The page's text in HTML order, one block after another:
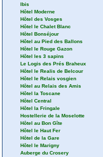
Ibis
Hôtel Moderne
Hôtel des Vosges
Hôtel le Chalet Blanc
Hôtel Bonséjour
Hôtel au Pied des Ballons
Hôtel le Rouge Gazon
Hôtel les 3 sapins
Le Logis des Prés Braheux
Hôtel le Realis de Belcour
Hôtel le Relais vosgien
Hôtel au Relais des Amis
Hôtel la Toscane
Hôtel Central
Hôtel la Fringale
Hostellerie de la Moselotte
Hôtel au Bon Gîte
Hôtel le Haut Fer
Hôtel de la Gare
Hôtel le Marigny
Auberge du Crosery